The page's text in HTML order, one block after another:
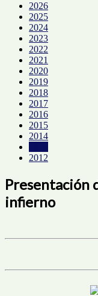
2026
2025
2024
2023
2022
2021
2020
2019
2018
2017
2016
2015
2014
2012
Presentación
infierno